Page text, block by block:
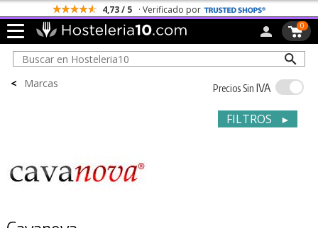
4,73 / 5 · Verificado por
0
< Marcas Precios Sin IVA
FILTROS ►